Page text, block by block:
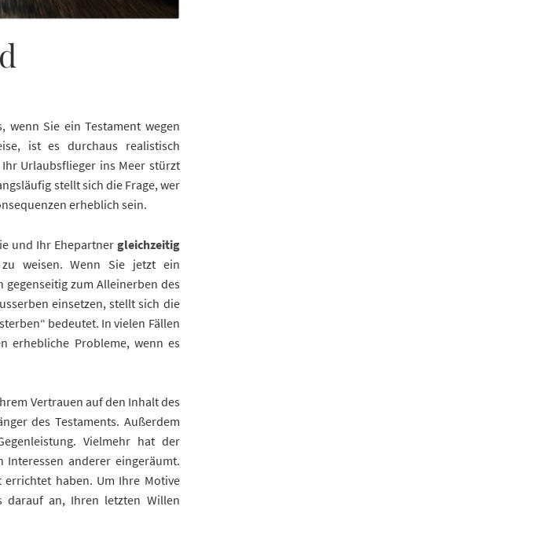
wenn Sie ein Testament wegen
ist es durchaus realistisch
Urlaubsflieger ins Meer stürzt
stellt sich die Frage, wer
erheblich sein.
und Ihr Ehepartnergleichzeitig
weisen. Wenn Sie jetzt ein
zum Alleinerben des
einsetzen, stellt sich die
bedeutet. In vielen Fällen
erhebliche Probleme, wenn es
Vertrauen auf den Inhalt des
des Testaments. Außerdem
Vielmehr hat der
anderer eingeräumt.
haben. Um Ihre Motive
darauf an, Ihren letzten Willen